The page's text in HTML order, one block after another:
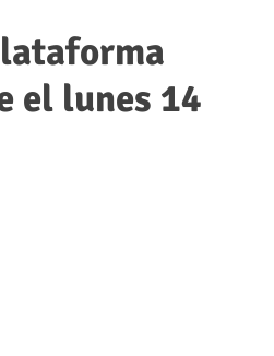
el lunes 14